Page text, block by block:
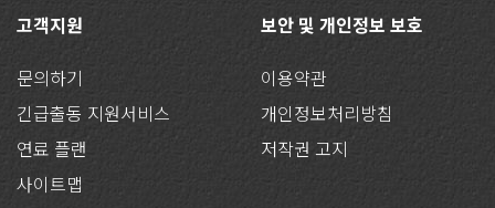
고객지원
문의하기
긴급출동 지원서비스
연료 플랜
사이트맵
보안 및 개인정보 보호
이용약관
개인정보처리방침
저작권 고지